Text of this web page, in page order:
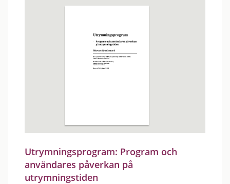
Utrymningsprogram: Program och
användares påverkan på
utrymningstiden